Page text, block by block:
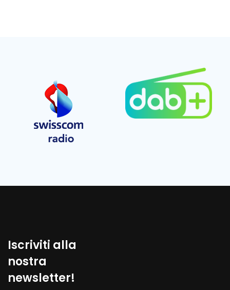
Iscriviti alla
nostra
newsletter!